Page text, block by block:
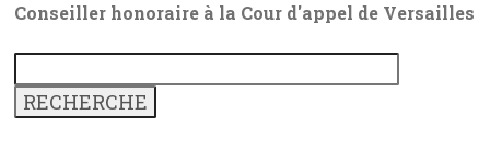
Conseiller honoraire à la Cour d'appel de Versailles